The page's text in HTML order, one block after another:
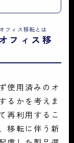
フィス移転とは
フィス移
使用済みのオ
るかを考えま
再利用するこ
移転に伴う新